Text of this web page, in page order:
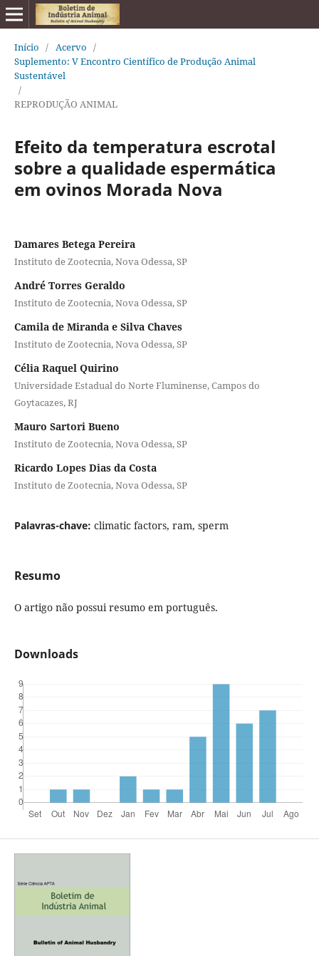
Início / Acervo /
Suplemento: V Encontro Científico de Produção Animal
Sustentável
/
REPRODUÇÃO ANIMAL
Efeito da temperatura escrotal
sobre a qualidade espermática
em ovinos Morada Nova
Damares Betega Pereira
Instituto de Zootecnia, Nova Odessa, SP
André Torres Geraldo
Instituto de Zootecnia, Nova Odessa, SP
Camila de Miranda e Silva Chaves
Instituto de Zootecnia, Nova Odessa, SP
Célia Raquel Quirino
Universidade Estadual do Norte Fluminense, Campos do
Goytacazes, RJ
Mauro Sartori Bueno
Instituto de Zootecnia, Nova Odessa, SP
Ricardo Lopes Dias da Costa
Instituto de Zootecnia, Nova Odessa, SP
Palavras-chave: climatic factors, ram, sperm
Resumo
O artigo não possui resumo em português.
Downloads